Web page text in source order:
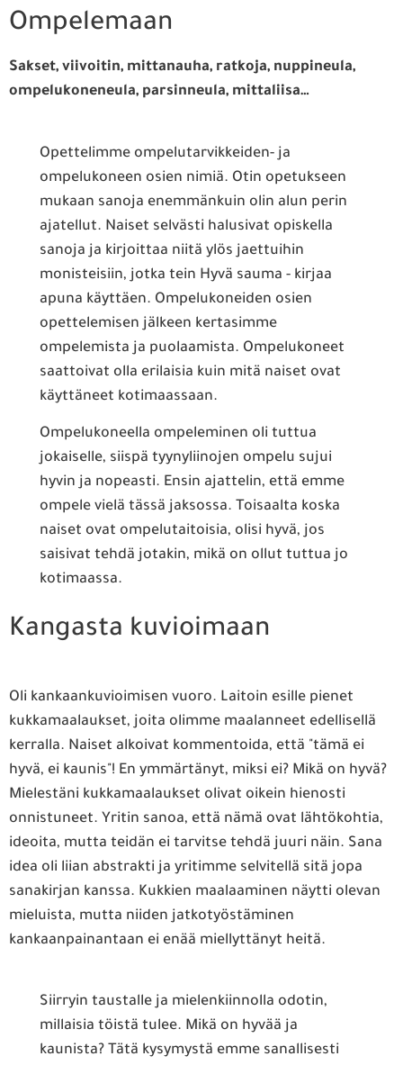
Ompelemaan
Sakset, viivoitin, mittanauha, ratkoja, nuppineula,
ompelukoneneula, parsinneula, mittaliisa…
Opettelimme ompelutarvikkeiden- ja
ompelukoneen osien nimiä. Otin opetukseen
mukaan sanoja enemmänkuin olin alun perin
ajatellut. Naiset selvästi halusivat opiskella
sanoja ja kirjoittaa niitä ylös jaettuihin
monisteisiin, jotka tein Hyvä sauma - kirjaa
apuna käyttäen. Ompelukoneiden osien
opettelemisen jälkeen kertasimme
ompelemista ja puolaamista. Ompelukoneet
saattoivat olla erilaisia kuin mitä naiset ovat
käyttäneet kotimaassaan.
Ompelukoneella ompeleminen oli tuttua
jokaiselle, siispä tyynyliinojen ompelu sujui
hyvin ja nopeasti. Ensin ajattelin, että emme
ompele vielä tässä jaksossa. Toisaalta koska
naiset ovat ompelutaitoisia, olisi hyvä, jos
saisivat tehdä jotakin, mikä on ollut tuttua jo
kotimaassa.
Kangasta kuvioimaan
Oli kankaankuvioimisen vuoro. Laitoin esille pienet
kukkamaalaukset, joita olimme maalanneet edellisellä
kerralla. Naiset alkoivat kommentoida, että "tämä ei
hyvä, ei kaunis"! En ymmärtänyt, miksi ei? Mikä on hyvä?
Mielestäni kukkamaalaukset olivat oikein hienosti
onnistuneet. Yritin sanoa, että nämä ovat lähtökohtia,
ideoita, mutta teidän ei tarvitse tehdä juuri näin. Sana
idea oli liian abstrakti ja yritimme selvitellä sitä jopa
sanakirjan kanssa. Kukkien maalaaminen näytti olevan
mieluista, mutta niiden jatkotyöstäminen
kankaanpainantaan ei enää miellyttänyt heitä.
Siirryin taustalle ja mielenkiinnolla odotin,
millaisia töistä tulee. Mikä on hyvää ja
kaunista? Tätä kysymystä emme sanallisesti